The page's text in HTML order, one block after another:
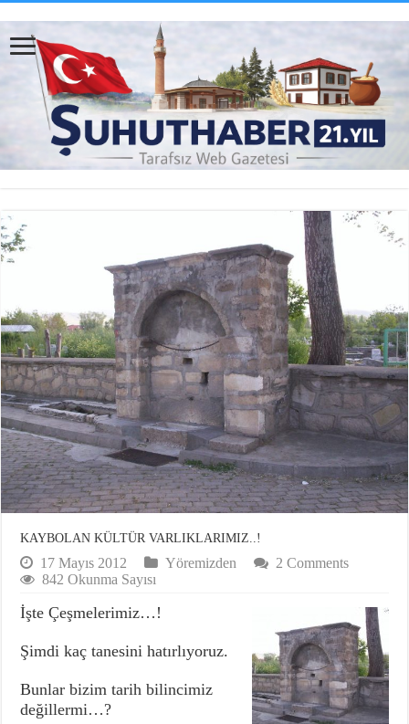
KAYBOLAN KÜLTÜR VARLIKLARIMIZ..!
17 Mayıs 2012 Yöremizden
2 Comments
842 Okunma Sayısı
İşte Çeşmelerimiz…!
Şimdi kaç tanesini hatırlıyoruz.
Bunlar bizim tarih bilincimiz
değillermi…?